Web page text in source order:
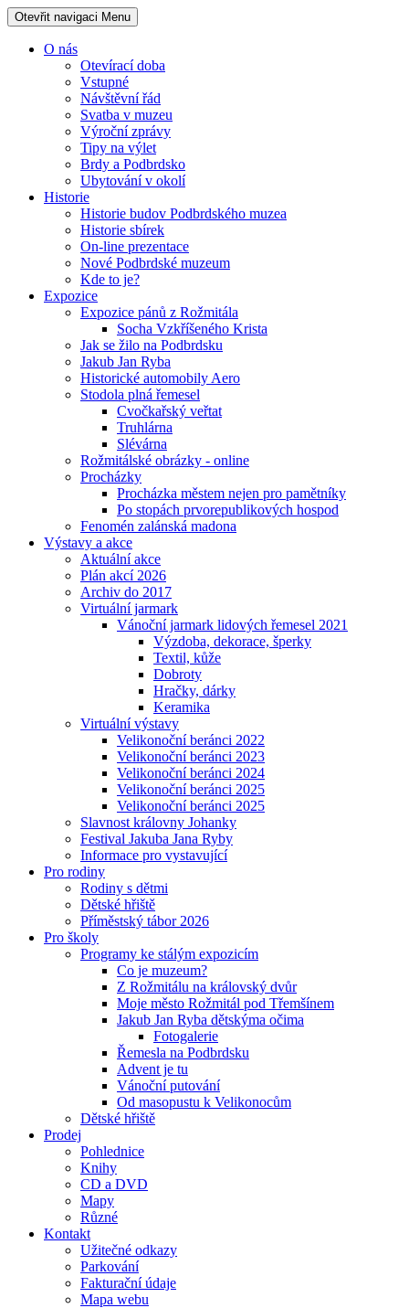
Otevřit navigaci Menu
O nás
Otevírací doba
Vstupné
Návštěvní řád
Svatba v muzeu
Výroční zprávy
Tipy na výlet
Brdy a Podbrdsko
Ubytování v okolí
Historie
Historie budov Podbrdského muzea
Historie sbírek
On-line prezentace
Nové Podbrdské muzeum
Kde to je?
Expozice
Expozice pánů z Rožmitála
Socha Vzkříšeného Krista
Jak se žilo na Podbrdsku
Jakub Jan Ryba
Historické automobily Aero
Stodola plná řemesel
Cvočkařský veřtat
Truhlárna
Slévárna
Rožmitálské obrázky - online
Procházky
Procházka městem nejen pro pamětníky
Po stopách prvorepublikových hospod
Fenomén zalánská madona
Výstavy a akce
Aktuální akce
Plán akcí 2026
Archiv do 2017
Virtuální jarmark
Vánoční jarmark lidových řemesel 2021
Výzdoba, dekorace, šperky
Textil, kůže
Dobroty
Hračky, dárky
Keramika
Virtuální výstavy
Velikonoční beránci 2022
Velikonoční beránci 2023
Velikonoční beránci 2024
Velikonoční beránci 2025
Velikonoční beránci 2025
Slavnost královny Johanky
Festival Jakuba Jana Ryby
Informace pro vystavující
Pro rodiny
Rodiny s dětmi
Dětské hřiště
Příměstský tábor 2026
Pro školy
Programy ke stálým expozicím
Co je muzeum?
Z Rožmitálu na královský dvůr
Moje město Rožmitál pod Třemšínem
Jakub Jan Ryba dětskýma očima
Fotogalerie
Řemesla na Podbrdsku
Advent je tu
Vánoční putování
Od masopustu k Velikonocům
Dětské hřiště
Prodej
Pohlednice
Knihy
CD a DVD
Mapy
Různé
Kontakt
Užitečné odkazy
Parkování
Fakturační údaje
Mapa webu